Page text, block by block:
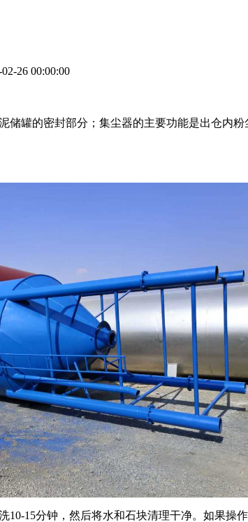
26 00:00:00
罐的密封部分；集尘器的主要功能是出仓内
10-15分钟，然后将水和石块清理干净。如果操